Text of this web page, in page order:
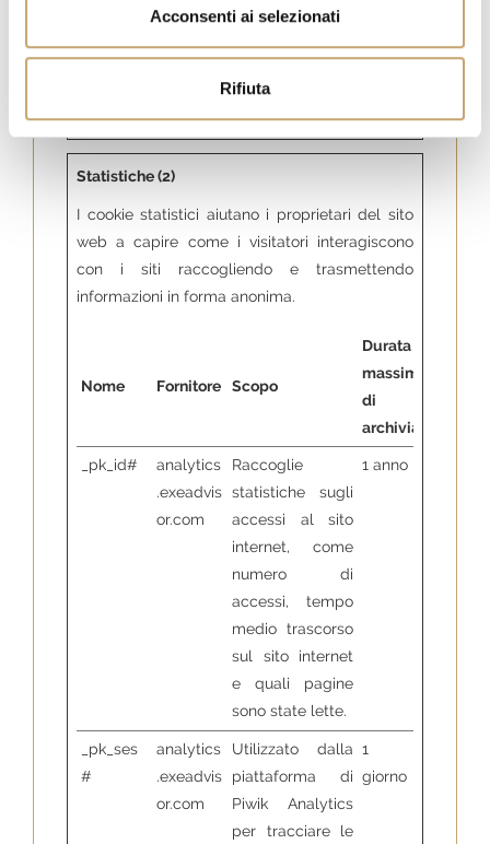
Acconsenti ai selezionati
Rifiuta
SID
www.lab
ussoladi
Preserva gli stati
dell'utente nelle
del sito.
giorno
Statistiche (2)
I cookie statistici aiutano i proprietari del sito
web a capire come i visitatori interagiscono
con i siti raccogliendo e trasmettendo
informazioni in forma anonima.
Nome Fornitore Scopo
Durata
massima
di
archiviazione
_pk_id#
analytics
.exeadvis
or.com
Raccoglie
statistiche sugli
accessi al sito
internet, come
numero di
accessi, tempo
medio trascorso
sul sito internet
e quali pagine
sono state lette.
1 anno
_pk_ses
#
analytics
.exeadvis
or.com
Utilizzato dalla
piattaforma di
Piwik Analytics
per tracciare le
1
giorno